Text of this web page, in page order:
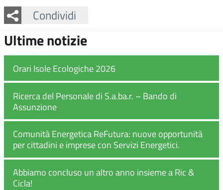
Condividi
Facebook
Twitter
Whatsapp
Ultime notizie
Orari Isole Ecologiche 2026
Ricerca del Personale di S.a.ba.r. – Bando di
Assunzione
Comunità Energetica ReFutura: nuove opportunità
per cittadini e imprese con Servizi Energetici.
Abbiamo concluso un altro anno insieme a Ric &
Cicla!